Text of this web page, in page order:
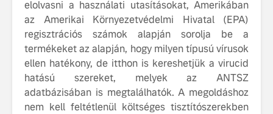
elolvasni a használati utasításokat, Amerikában
az Amerikai Környezetvédelmi Hivatal (EPA)
regisztrációs számok alapján sorolja be a
termékeket az alapján, hogy milyen típusú vírusok
ellen hatékony, de itthon is kereshetjük a virucid
hatású szereket, melyek az ANTSZ
adatbázisában is megtalálhatók. A megoldáshoz
nem kell feltétlenül költséges tisztítószerekben
Country:
képes,